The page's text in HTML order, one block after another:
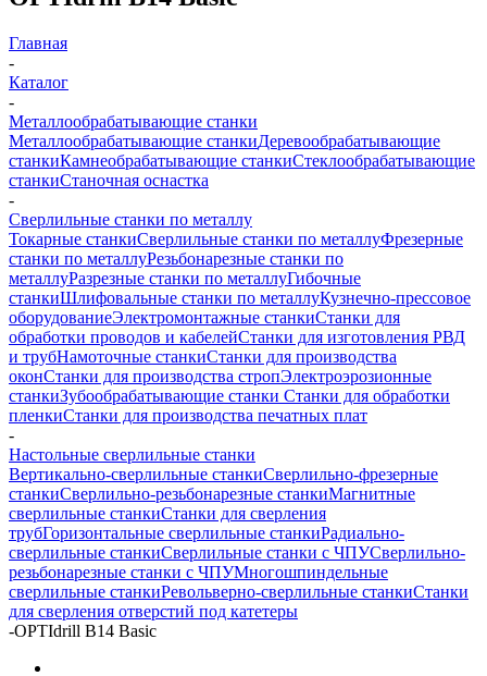
Главная
-
Каталог
-
Металлообрабатывающие станки
Металлообрабатывающие станкиДеревообрабатывающие
станкиКамнеобрабатывающие станкиСтеклообрабатывающие
станкиСтаночная оснастка
-
Сверлильные станки по металлу
Токарные станкиСверлильные станки по металлуФрезерные
станки по металлуРезьбонарезные станки по
металлуРазрезные станки по металлуГибочные
станкиШлифовальные станки по металлуКузнечно-прессовое
оборудованиеЭлектромонтажные станкиСтанки для
обработки проводов и кабелейСтанки для изготовления РВД
и трубНамоточные станкиСтанки для производства
оконСтанки для производства стропЭлектроэрозионные
станкиЗубообрабатывающие станки Станки для обработки
пленкиСтанки для производства печатных плат
-
Настольные сверлильные станки
Вертикально-сверлильные станкиСверлильно-фрезерные
станкиСверлильно-резьбонарезные станкиМагнитные
сверлильные станкиСтанки для сверления
трубГоризонтальные сверлильные станкиРадиально-
сверлильные станкиСверлильные станки с ЧПУСверлильно-
резьбонарезные станки с ЧПУМногошпиндельные
сверлильные станкиРевольверно-сверлильные станкиСтанки
для сверления отверстий под катетеры
-OPTIdrill B14 Basic